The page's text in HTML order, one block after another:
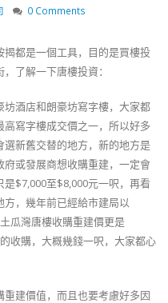
0 Comments
都是一個工具，目的是買樓投
了解一下唐樓投資：
酒店和朗豪坊寫字樓，大家都
寫字樓成交價之一，所以好多
新舊交替的地方，新的地方是
或發展商想收購重建，一定會
$7,000至$8,000元一呎，再看
，幾年前已經給市建局以
瓜灣唐樓收購重建價更是
收購，大概幾錢一呎，大家都心
建價值，而且也要考慮好多因